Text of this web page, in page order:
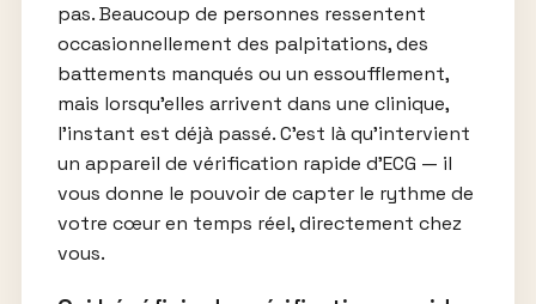
pas. Beaucoup de personnes ressentent
occasionnellement des palpitations, des
battements manqués ou un essoufflement,
mais lorsqu’elles arrivent dans une clinique,
l’instant est déjà passé. C’est là qu’intervient
un appareil de vérification rapide d’ECG — il
vous donne le pouvoir de capter le rythme de
votre cœur en temps réel, directement chez
vous.